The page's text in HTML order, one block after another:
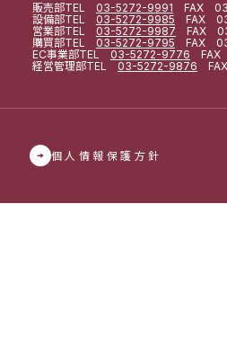
販売部TEL 03-5272-9991 FAX
設備部TEL 03-5272-9985 FAX
営業部TEL 03-5272-9987 FAX
購買部TEL 03-5272-9795 FAX
EC事業部TEL 03-5272-9776 FAX
経営管理部TEL 03-5272-9876
個人情報保護方針